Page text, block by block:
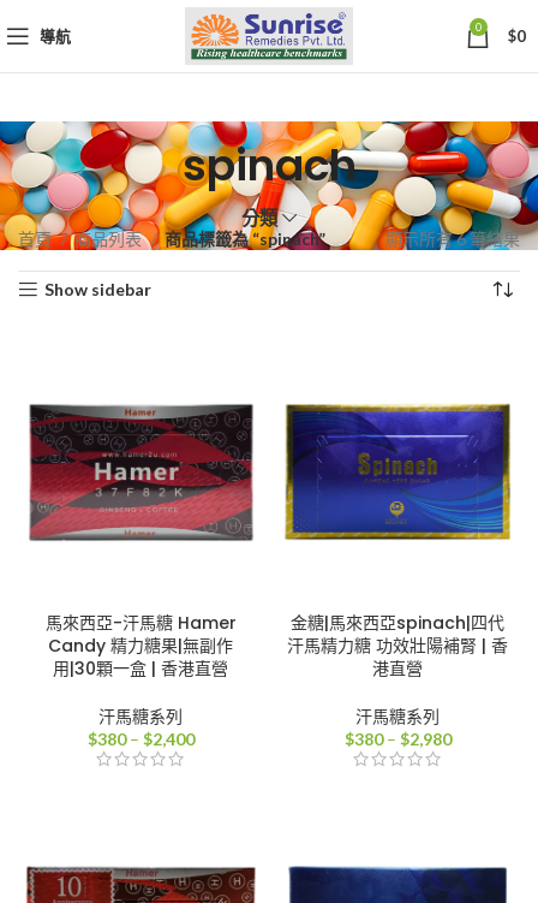
導航 0 $0
spinach
分類
首頁 商品列表 商品標籤為 “spinach” 顯示所有 6 筆結果依
Show sidebar
馬來西亞-汗馬糖 Hamer
Candy 精力糖果|無副作
用|30顆一盒 | 香港直營
汗馬糖系列
$380 – $2,400價
$2,400
金糖|馬來西亞spinach|四代
汗馬精力糖 功效壯陽補腎 | 香
港直營
汗馬糖系列
$380 – $2,980價
$2,980